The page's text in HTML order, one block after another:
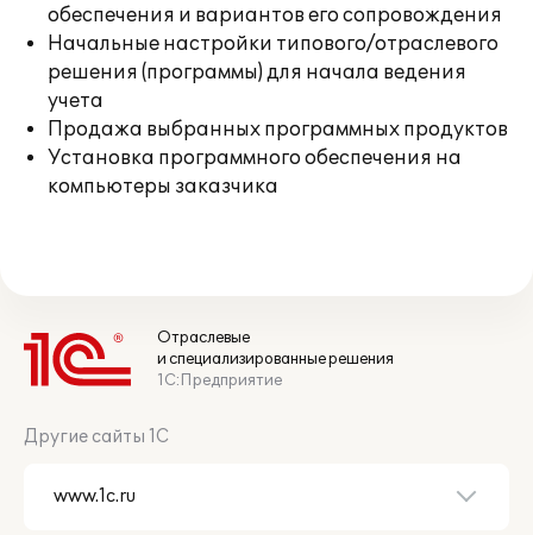
обеспечения и вариантов его сопровождения
Начальные настройки типового/отраслевого
решения (программы) для начала ведения
учета
Продажа выбранных программных продуктов
Установка программного обеспечения на
компьютеры заказчика
Отраслевые
и специализированные решения
1С:Предприятие
Другие сайты 1С